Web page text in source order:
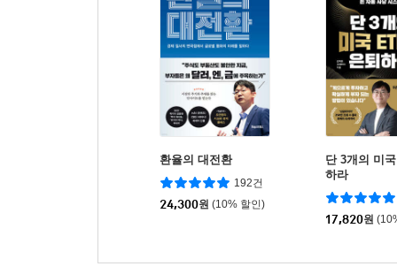
환율의 대전환
192건
24,300원 (10% 할인)
단 3개의 미
하라
17,820원